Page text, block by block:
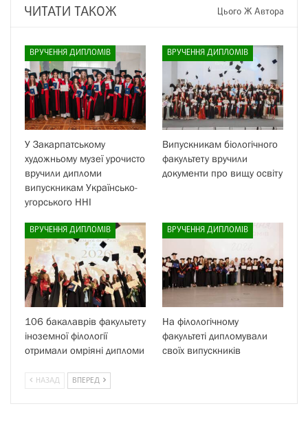
ЧИТАТИ ТАКОЖ Цього Ж Автора
ВРУЧЕННЯ ДИПЛОМІВ
У Закарпатському
художньому музеї урочисто
вручили дипломи
випускникам Українсько-
угорського ННІ
ВРУЧЕННЯ ДИПЛОМІВ
Випускникам біологічного
факультету вручили
документи про вищу освіту
ВРУЧЕННЯ ДИПЛОМІВ
106 бакалаврів факультету
іноземної філології
отримали омріяні дипломи
ВРУЧЕННЯ ДИПЛОМІВ
На філологічному
факультеті дипломували
своїх випускників
НАЗАД ВПЕРЕД